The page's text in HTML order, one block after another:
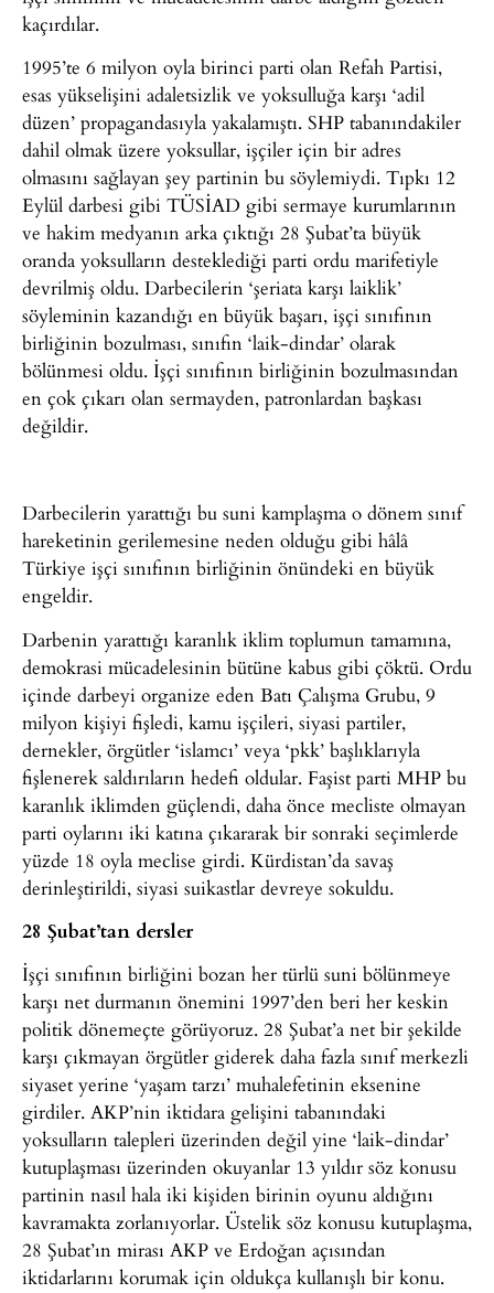
kaçırdılar.
1995’te 6 milyon oyla birinci parti olan Refah Partisi,
esas yükselişini adaletsizlik ve yoksulluğa karşı ‘adil
düzen’ propagandasıyla yakalamıştı. SHP tabanındakiler
dahil olmak üzere yoksullar, işçiler için bir adres
olmasını sağlayan şey partinin bu söylemiydi. Tıpkı 12
Eylül darbesi gibi TÜSİAD gibi sermaye kurumlarının
ve hakim medyanın arka çıktığı 28 Şubat’ta büyük
oranda yoksulların desteklediği parti ordu marifetiyle
devrilmiş oldu. Darbecilerin ‘şeriata karşı laiklik’
söyleminin kazandığı en büyük başarı, işçi sınıfının
birliğinin bozulması, sınıfın ‘laik-dindar’ olarak
bölünmesi oldu. İşçi sınıfının birliğinin bozulmasından
en çok çıkarı olan sermayden, patronlardan başkası
değildir.
Darbecilerin yarattığı bu suni kamplaşma o dönem sınıf
hareketinin gerilemesine neden olduğu gibi hâlâ
Türkiye işçi sınıfının birliğinin önündeki en büyük
engeldir.
Darbenin yarattığı karanlık iklim toplumun tamamına,
demokrasi mücadelesinin bütüne kabus gibi çöktü. Ordu
içinde darbeyi organize eden Batı Çalışma Grubu, 9
milyon kişiyi fişledi, kamu işçileri, siyasi partiler,
dernekler, örgütler ‘islamcı’ veya ‘pkk’ başlıklarıyla
fişlenerek saldırıların hedefi oldular. Faşist parti MHP bu
karanlık iklimden güçlendi, daha önce mecliste olmayan
parti oylarını iki katına çıkararak bir sonraki seçimlerde
yüzde 18 oyla meclise girdi. Kürdistan’da savaş
derinleştirildi, siyasi suikastlar devreye sokuldu.
28 Şubat’tan dersler
İşçi sınıfının birliğini bozan her türlü suni bölünmeye
karşı net durmanın önemini 1997’den beri her keskin
politik dönemeçte görüyoruz. 28 Şubat’a net bir şekilde
karşı çıkmayan örgütler giderek daha fazla sınıf merkezli
siyaset yerine ‘yaşam tarzı’ muhalefetinin eksenine
girdiler. AKP’nin iktidara gelişini tabanındaki
yoksulların talepleri üzerinden değil yine ‘laik-dindar’
kutuplaşması üzerinden okuyanlar 13 yıldır söz konusu
partinin nasıl hala iki kişiden birinin oyunu aldığını
kavramakta zorlanıyorlar. Üstelik söz konusu kutuplaşma,
28 Şubat’ın mirası AKP ve Erdoğan açısından
iktidarlarını korumak için oldukça kullanışlı bir konu.